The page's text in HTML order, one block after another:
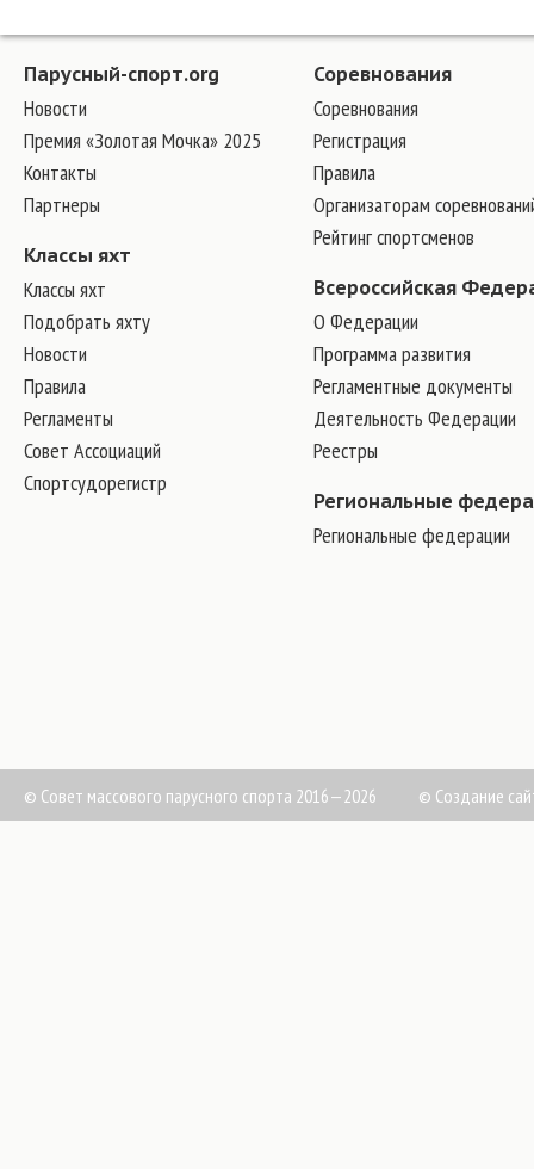
Парусный-спорт.org
Новости
Премия «Золотая Мочка» 2025
Контакты
Партнеры
Классы яхт
Классы яхт
Подобрать яхту
Новости
Правила
Регламенты
Совет Ассоциаций
Спортсудорегистр
Соревнования
Соревнования
Регистрация
Правила
Организаторам
Рейтинг спортсменов
Всероссийская
О Федерации
Программа развития
Регламентные документы
Деятельность Федерации
Реестры
Региональные
Региональные федерации
© Совет массового парусного спорта 2016—2026 © Создание